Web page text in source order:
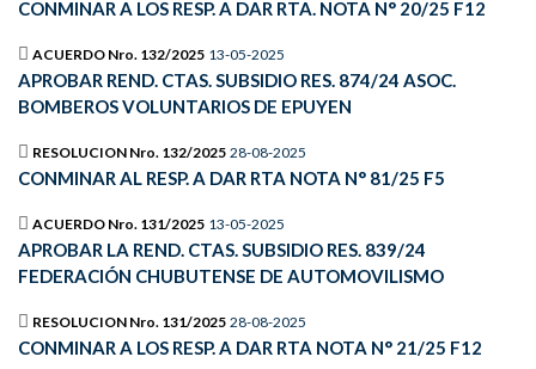
CONMINAR A LOS RESP. A DAR RTA. NOTA N° 20/25 F12
ACUERDO Nro. 132/2025 13-05-2025
APROBAR REND. CTAS. SUBSIDIO RES. 874/24 ASOC.
BOMBEROS VOLUNTARIOS DE EPUYEN
RESOLUCION Nro. 132/2025 28-08-2025
CONMINAR AL RESP. A DAR RTA NOTA N° 81/25 F5
ACUERDO Nro. 131/2025 13-05-2025
APROBAR LA REND. CTAS. SUBSIDIO RES. 839/24
FEDERACIÓN CHUBUTENSE DE AUTOMOVILISMO
RESOLUCION Nro. 131/2025 28-08-2025
CONMINAR A LOS RESP. A DAR RTA NOTA N° 21/25 F12